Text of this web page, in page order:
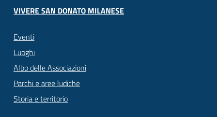
VIVERE SAN DONATO MILANESE
Eventi
Luoghi
Albo delle Associazioni
Parchi e aree ludiche
Storia e territorio